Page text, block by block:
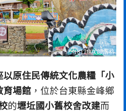
以原住民傳統文化農糧「小
育場館，位於台東縣金峰鄉
的壢坵國小舊校舍改建而